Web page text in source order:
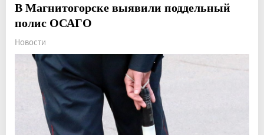
В Магнитогорске выявили поддельный
полис ОСАГО
Новости